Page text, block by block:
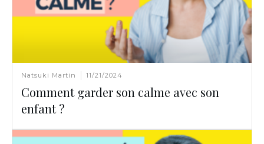
Natsuki Martin 11/21/2024
Comment garder son calme avec son
enfant ?